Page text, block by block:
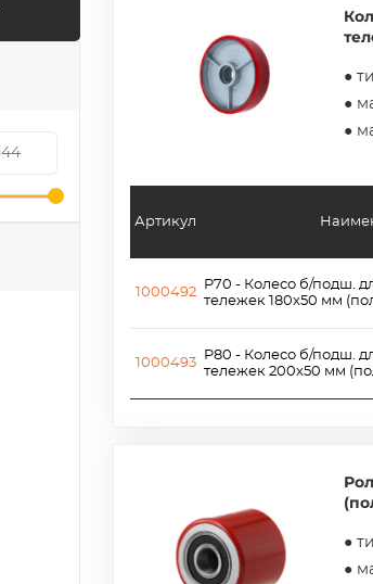
●
●
●
Артикул
1000492
1000493
P70 - Колесо б/подш.
тележек 180х50 мм
P80 - Колесо б/подш.
тележек 200х50 мм
●
●